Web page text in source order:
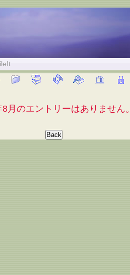
月のエントリーはありません。
Back